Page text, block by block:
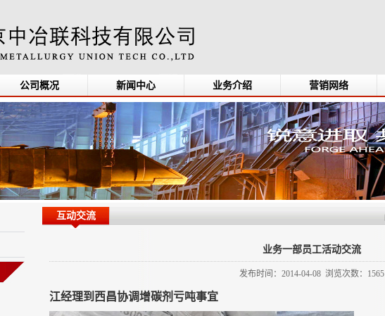
公司概况 新闻中心 业务介绍 营销网络
互动交流
业务一部员工活动交流
发布时间：2014-04-08 浏览次数：1565
江经理到西昌协调增碳剂亏吨事宜